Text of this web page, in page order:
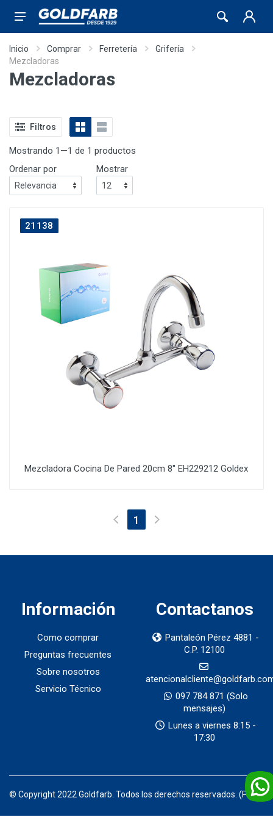
Inicio Comprar Ferretería
Grifería
Mezcladoras
Mezcladoras
Filtros
Mostrando 1—1 de 1 productos
Ordenar por
Mostrar
21138
Mezcladora Cocina De Pared 20cm 8'' EH229212 Goldex
1 (current)
Información
Como comprar
Preguntas frecuentes
Sobre nosotros
Servicio Técnico
Contactanos
Pantaleón Pérez 4881 -
C.P. 12100
097 784 871 (Solo
mensajes)
Lunes a viernes 8:15 -
17:30
© Copyright 2022 Goldfarb. Todos los derechos reservados. (Prod)